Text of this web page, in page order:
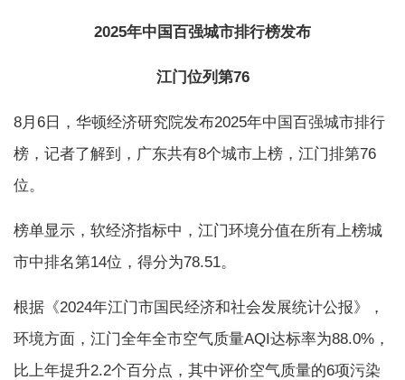
2025年中国百强城市排行榜发布
江门位列第76
8月6日，华顿经济研究院发布2025年中国百强城市排行
榜，记者了解到，广东共有8个城市上榜，江门排第76
位。
榜单显示，软经济指标中，江门环境分值在所有上榜城
市中排名第14位，得分为78.51。
根据《2024年江门市国民经济和社会发展统计公报》，
环境方面，江门全年全市空气质量AQI达标率为88.0%，
比上年提升2.2个百分点，其中评价空气质量的6项污染